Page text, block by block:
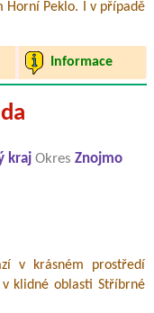
Horní Peklo. I v případě
Informace
kraj Okres Znojmo
v krásném prostředí
klidné oblasti Stříbrné